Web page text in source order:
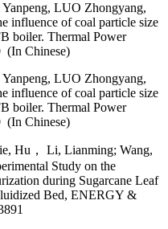
LUO Zhongyang,
influence of coal particle size
boiler. Thermal Power
(In Chinese)
LUO Zhongyang,
influence of coal particle size
boiler. Thermal Power
(In Chinese)
Hu， Li, Lianming; Wang,
Study on the
during Sugarcane Leaf
Bed, ENERGY &